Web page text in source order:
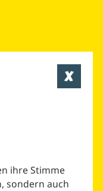
zu lassen
ihre Stimme
sondern auch